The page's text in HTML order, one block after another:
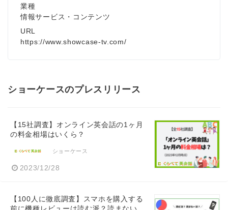
業種
情報サービス・コンテンツ
URL
https://www.showcase-tv.com/
ショーケースのプレスリリース
【15社調査】オンライン英会話の1ヶ月
の料金相場はいくら？
ショーケース
2023/12/28
【100人に徹底調査】スマホを購入する